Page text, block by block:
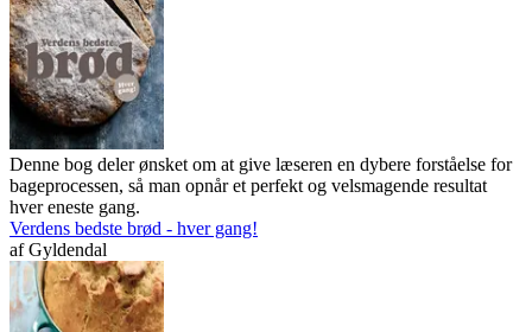
Denne bog deler ønsket om at give læseren en dybere forståelse for
bageprocessen, så man opnår et perfekt og velsmagende resultat
hver eneste gang.
Verdens bedste brød - hver gang!
afGyldendal